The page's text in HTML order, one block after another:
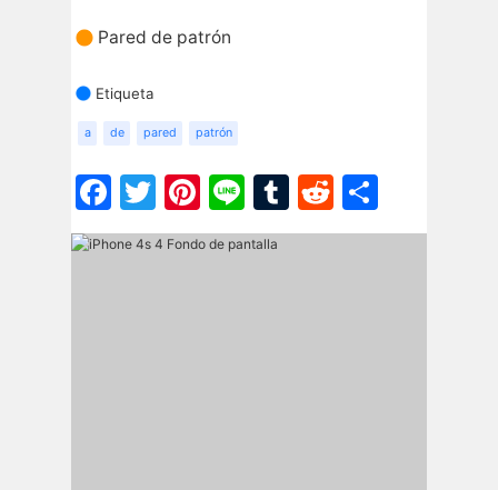
Pared de patrón
Etiqueta
a de pared patrón
Facebook
Twitter
Pinterest
LineTumblr
Reddit